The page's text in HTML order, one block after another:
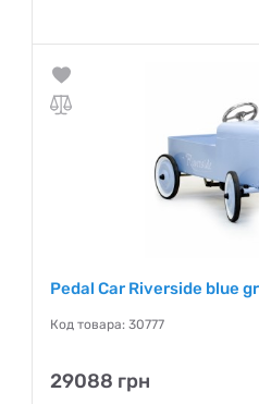
Pedal Car Riverside blue
Код товара: 30777
29088 грн